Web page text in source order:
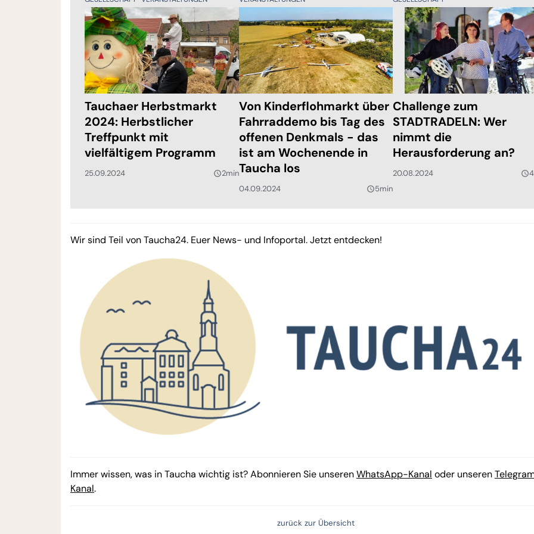
Tauchaer Herbstmarkt
2024: Herbstlicher
Treffpunkt mit
vielfältigem Programm
25.09.2024 query_builder2min
Von Kinderflohmarkt über
Fahrraddemo bis Tag des
offenen Denkmals - das
ist am Wochenende in
Taucha los
04.09.2024 query_builder5min
Challenge zum
STADTRADELN: Wer
nimmt die
Herausforderung an?
20.08.2024 query_builder
Wir sind Teil von Taucha24. Euer News- und Infoportal. Jetzt entdecken!
Immer wissen, was in Taucha wichtig ist? Abonnieren Sie unserenWhatsApp-Kanal oder unseren
Kanal.
zurück zur Übersicht